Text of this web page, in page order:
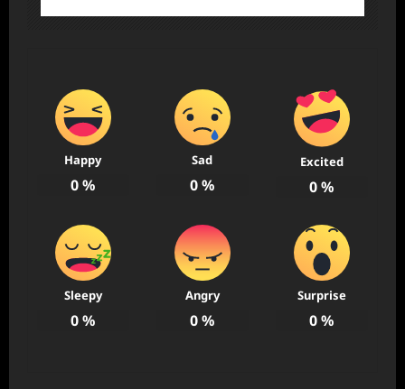
Happy
0%
Sad
0%
Excited
0%
Sleepy
0%
Angry
0%
Surprise
0%